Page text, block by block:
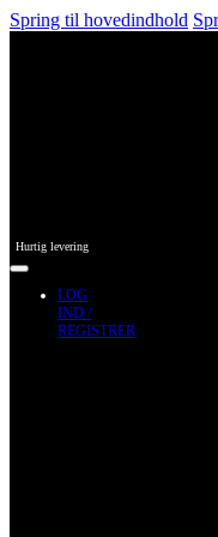
Spring til hovedindhold
Hurtig levering
LOG
IND /
REGISTRER